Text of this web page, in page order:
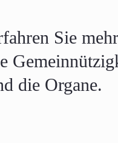
Sie
die Organe.